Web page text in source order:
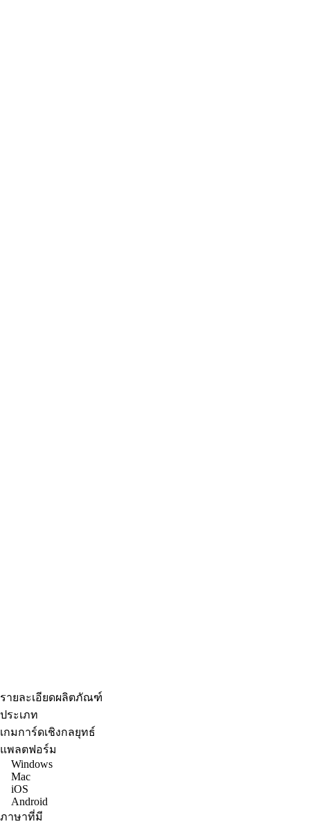
รายละเอียดผลิตภัณฑ์
ประเภท
เกมการ์ดเชิงกลยุทธ์
แพลตฟอร์ม
Windows
Mac
iOS
Android
ภาษาที่มี